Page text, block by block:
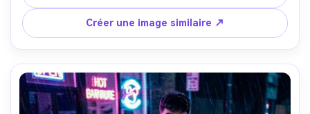
f/1.8, color grading dégradé chaud-froid, texture de peau
et sable photoréaliste, ambiance nostalgique calme --ar
4:5
Créer une image similaire ↗